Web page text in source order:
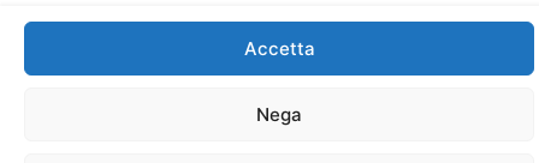
Accetta
Nega